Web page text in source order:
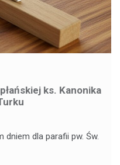
ks. Kanonika
dniem dla parafii pw. Św.